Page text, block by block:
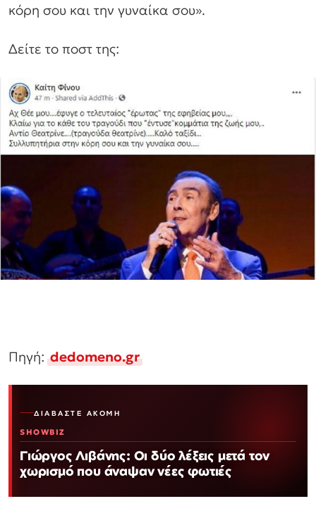
κόρη σου και την γυναίκα σου».
Δείτε το ποστ της:
Πηγή:dedomeno.gr
ΔΙΑΒΆΣΤΕ ΑΚΌΜΗ
SHOWBIZ
Γιώργος Λιβάνης: Οι δύο λέξεις μετά τον
χωρισμό που άναψαν νέες φωτιές